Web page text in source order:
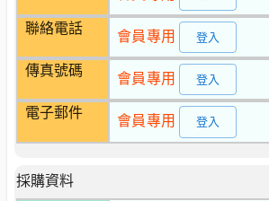
聯絡電話 會員專用 登入
傳真號碼 會員專用 登入
電子郵件 會員專用 登入
採購資料